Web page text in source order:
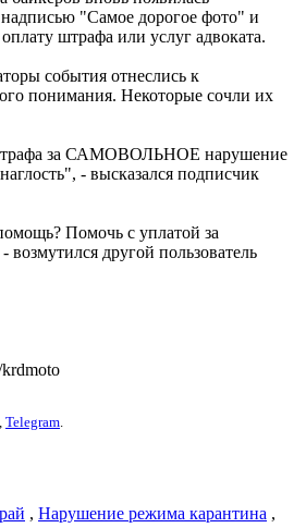
"Самое дорогое фото" и
штрафа или услуг адвоката.
события отнеслись к
понимания. Некоторые сочли их
за САМОВОЛЬНОЕ нарушение
- высказался подписчик
Помочь с уплатой за
возмутился другой пользователь
, Telegram.
, Нарушение режима карантина ,